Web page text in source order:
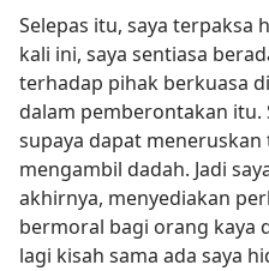
Selepas itu, saya terpaksa
kali ini, saya sentiasa
terhadap pihak berkuasa
dalam pemberontakan itu.
supaya dapat meneruskan
mengambil dadah. Jadi
akhirnya, menyediakan
bermoral bagi orang kaya
lagi kisah sama ada saya